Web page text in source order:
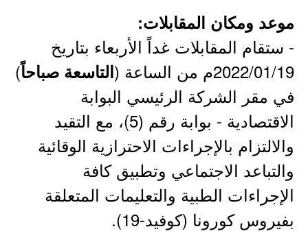
موعد ومكان المقابلات:
- ستقام المقابلات غداً الأربعاء بتاريخ
2022/01/19م من الساعة (
التاسعة صباحاً)
في مقر الشركة الرئيسي البوابة
الاقتصادية - بوابة رقم (5)، مع التقيد
والالتزام بالإجراءات الاحترازية الوقائية
والتباعد الاجتماعي وتطبيق كافة
الإجراءات الطبية والتعليمات المتعلقة
بفيروس كورونا (كوفيد-19).